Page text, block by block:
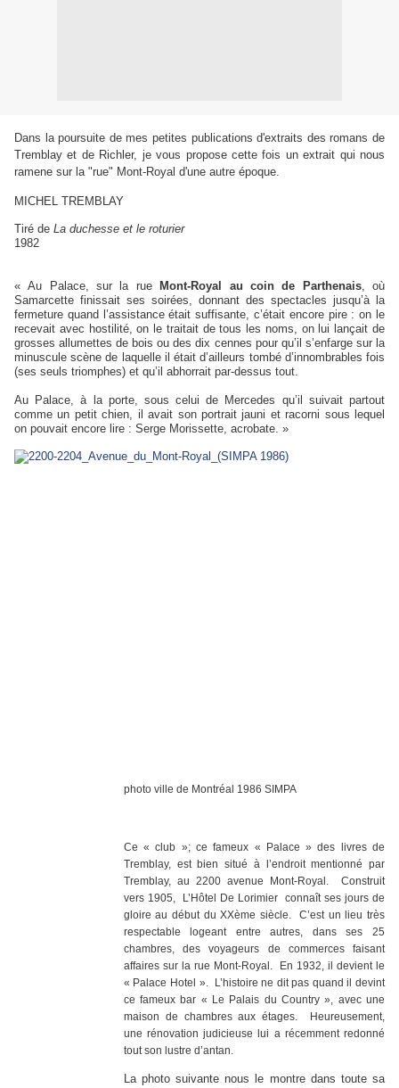
Dans la poursuite de mes petites publications d'extraits des romans de
Tremblay et de Richler, je vous propose cette fois un extrait qui nous
ramene sur la "rue" Mont-Royal d'une autre époque.
MICHEL TREMBLAY
Tiré de La duchesse et le roturier
1982
« Au Palace, sur la rue Mont-Royal au coin de Parthenais, où
Samarcette finissait ses soirées, donnant des spectacles jusqu’à la
fermeture quand l’assistance était suffisante, c’était encore pire : on le
recevait avec hostilité, on le traitait de tous les noms, on lui lançait de
grosses allumettes de bois ou des dix cennes pour qu’il s’enfarge sur la
minuscule scène de laquelle il était d’ailleurs tombé d’innombrables fois
(ses seuls triomphes) et qu’il abhorrait par-dessus tout.
Au Palace, à la porte, sous celui de Mercedes qu’il suivait partout
comme un petit chien, il avait son portrait jauni et racorni sous lequel
on pouvait encore lire : Serge Morissette, acrobate. »
photo ville de Montréal 1986 SIMPA
Ce « club »; ce fameux « Palace » des livres de
Tremblay, est bien situé à l’endroit mentionné par
Tremblay, au 2200 avenue Mont-Royal.
Construit
vers 1905,
L’Hôtel De Lorimier connaît ses jours de
gloire au début du XXème siècle.
C’est un lieu très
respectable logeant entre autres, dans ses 25
chambres, des voyageurs de commerces faisant
affaires sur la rue Mont-Royal.
En 1932, il devient le
« Palace Hotel ».
L’histoire ne dit pas quand il devint
ce fameux bar « Le Palais du Country », avec une
maison de chambres aux étages.
Heureusement,
une rénovation judicieuse lui a récemment redonné
tout son lustre d’antan.
La photo suivante nous le montre dans toute sa